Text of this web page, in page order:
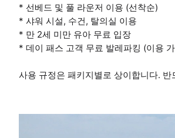
* 선베드 및 풀 라운저 이용 (선착순)
* 샤워 시설, 수건, 탈의실 이용
* 만 2세 미만 유아 무료 입장
* 데이 패스 고객 무료 발레파킹 (이용
사용 규정은 패키지별로 상이합니다.